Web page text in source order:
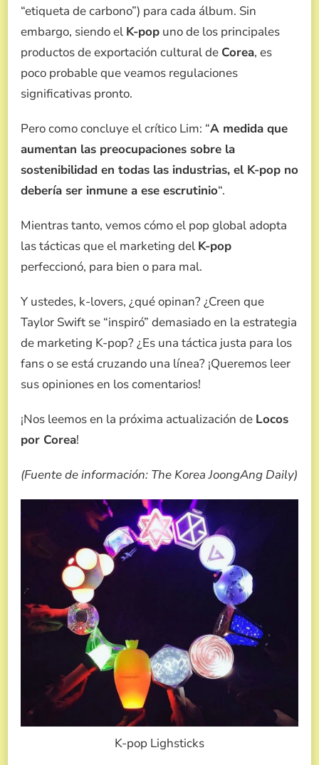
“etiqueta de carbono”) para cada álbum. Sin
embargo, siendo el K-pop uno de los principales
productos de exportación cultural de Corea, es
poco probable que veamos regulaciones
significativas pronto.
Pero como concluye el crítico Lim: “A medida que
aumentan las preocupaciones sobre la
sostenibilidad en todas las industrias, el K-pop no
debería ser inmune a ese escrutinio“.
Mientras tanto, vemos cómo el pop global adopta
las tácticas que el marketing del K-pop
perfeccionó, para bien o para mal.
Y ustedes, k-lovers, ¿qué opinan? ¿Creen que
Taylor Swift se “inspiró” demasiado en la estrategia
de marketing K-pop? ¿Es una táctica justa para los
fans o se está cruzando una línea? ¡Queremos leer
sus opiniones en los comentarios!
¡Nos leemos en la próxima actualización de Locos
por Corea!
(Fuente de información: The Korea JoongAng Daily)
K-pop Lighsticks